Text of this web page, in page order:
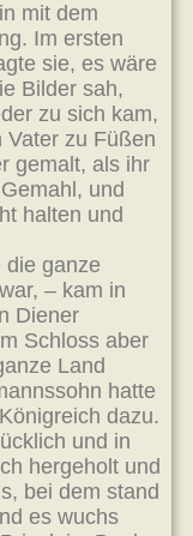
mit dem
Im ersten
sie, es wäre
Bilder sah,
zu sich kam,
zu Füßen
gemalt, als ihr
und
halten und
die ganze
– kam in
Diener
Schloss aber
Land
hatte
dazu.
und in
hergeholt und
bei dem stand
es wuchs